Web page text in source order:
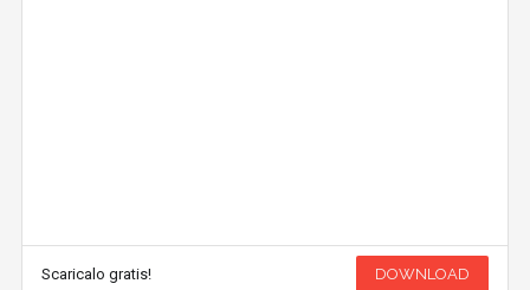
Scaricalo gratis! DOWNLOAD